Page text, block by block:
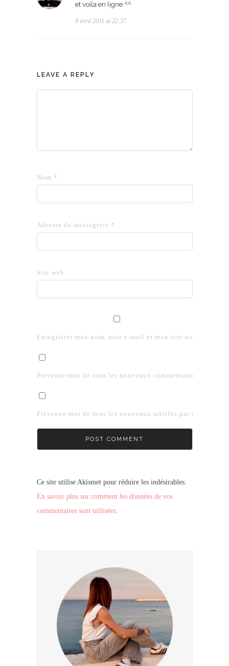
et voila en ligne ^^
8 avril 2011 at 22:57
LEAVE A REPLY
Nom *
Adresse de messagerie *
Site web
Enregistrer mon nom, mon e-mail et mon site web dans le
Prévenez-moi de tous les nouveaux commentaires par e-
Prévenez-moi de tous les nouveaux articles par e-mail.
Ce site utilise Akismet pour réduire les indésirables.
En savoir plus sur comment les données de vos
commentaires sont utilisées.